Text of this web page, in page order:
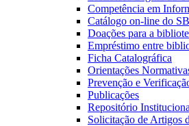
Competência em
Catálogo on-line do
Doações para a
Empréstimo entre
Ficha Catalográfica
Orientações
Prevenção e
Publicações
Repositório
Solicitação de Artigos